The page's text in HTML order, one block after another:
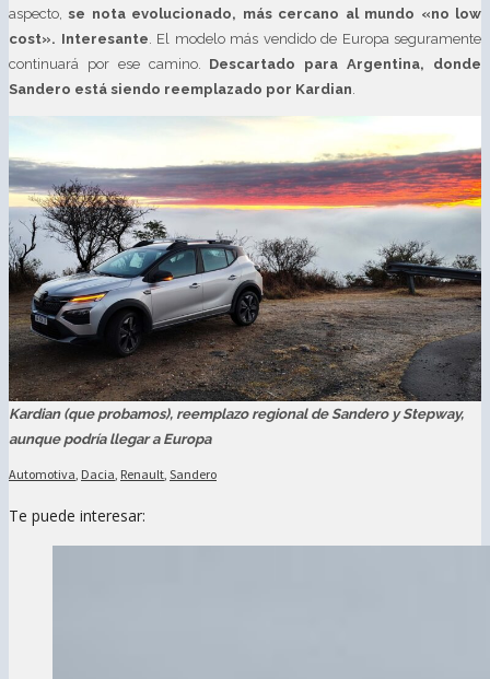
aspecto,se nota evolucionado, más cercano al mundo «no low
cost». Interesante . El modelo más vendido de Europa seguramente
continuará por ese camino. Descartado para Argentina, donde
Sandero está siendo reemplazado por Kardian
Kardian (que probamos), reemplazo regional de Sandero y Stepway,
aunque podría llegar a Europa
Automotiva Dacia Renault Sandero
Te puede interesar: